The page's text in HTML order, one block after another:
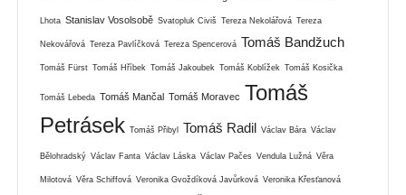
Lhota Stanislav Vosolsobě Svatopluk Civiš Tereza Nekolářová Tereza
Nekovářová Tereza Pavlíčková Tereza Spencerová Tomáš Bandžuch
Tomáš Fürst Tomáš Hříbek Tomáš Jakoubek Tomáš Koblížek Tomáš Kosička
Tomáš Lebeda Tomáš Mančal Tomáš Moravec Tomáš
Petrásek Tomáš Přibyl Tomáš Radil Václav Bára Václav
Bělohradský Václav Fanta Václav Láska Václav Pačes Vendula Lužná Věra
Milotová Věra Schiffová Veronika Gvoždíková Javůrková Veronika Křesťanová